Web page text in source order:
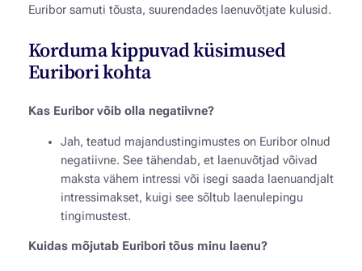
Euribor samuti tõusta, suurendades laenuvõtjate kulusid.
Korduma kippuvad küsimused
Euribori kohta
Kas Euribor võib olla negatiivne?
Jah, teatud majandustingimustes on Euribor olnud
negatiivne. See tähendab, et laenuvõtjad võivad
maksta vähem intressi või isegi saada laenuandjalt
intressimakset, kuigi see sõltub laenulepingu
tingimustest.
Kuidas mõjutab Euribori tõus minu laenu?